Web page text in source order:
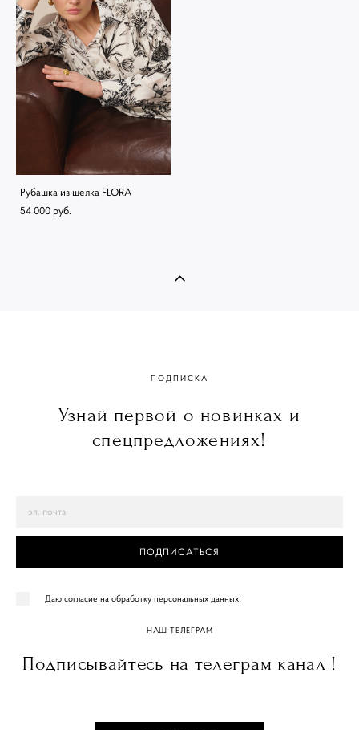
Рубашка из шелка FLORA
54 000 pуб.
ПОДПИСКА
Узнай первой о новинках и
спецпредложениях!
ПОДПИСАТЬСЯ
Даю согласие на обработку персональных данных
НАШ ТЕЛЕГРАМ
Подписывайтесь на телеграм канал !